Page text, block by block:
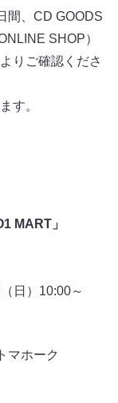
間、CD GOODS
SHOP）
りご確認くださ
す。
MART」
日）10:00～
マホーク